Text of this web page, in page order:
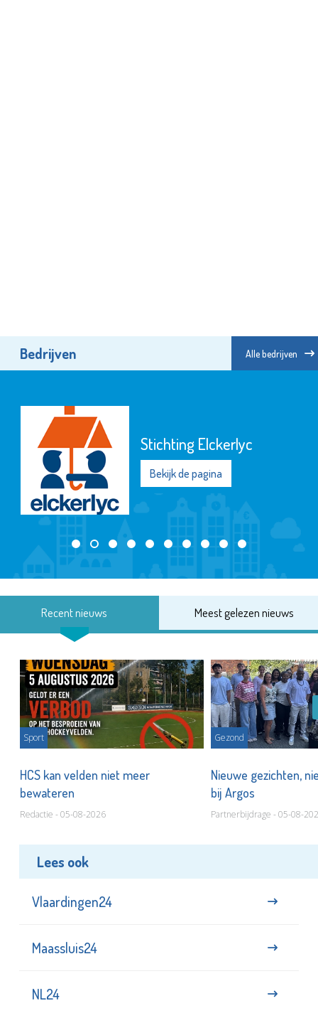
Bedrijven Alle bedrijven
Stichting Elckerlyc
Bekijk de pagina
Recent nieuws Meest gelezen nieuws
Sport
HCS kan velden niet meer
bewateren
Redactie - 05-08-2026
Gezond
Nieuwe gezichten,
bij Argos
Partnerbijdrage - 05-08-
Lees ook
Vlaardingen24
Maassluis24
NL24